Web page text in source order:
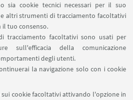
sia cookie tecnici necessari per il suo
altri strumenti di tracciamento facoltativi
tuo consenso.
tracciamento facoltativi sono usati per
sull'efficacia della comunicazione
degli utenti.
la navigazione solo con i cookie
sui cookie facoltativi attivando l'opzione in
beni
un evento
DIPARTIMENTO SU:
UNIBO SU: